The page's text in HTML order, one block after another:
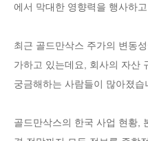
에서 막대한 영향력을 행사하고
최근 골드만삭스 주가의 변동
가하고 있는데요, 회사의 자산
궁금해하는 사람들이 많아졌습
골드만삭스의 한국 사업 현황,